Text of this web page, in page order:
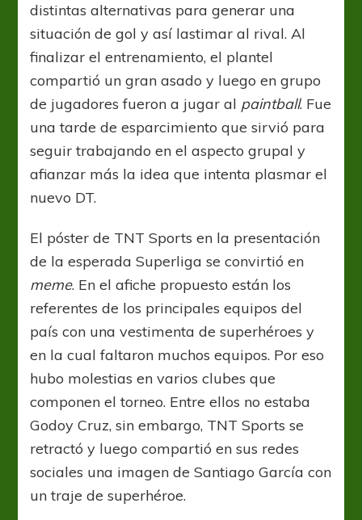
distintas alternativas para generar una
situación de gol y así lastimar al rival. Al
finalizar el entrenamiento, el plantel
compartió un gran asado y luego en grupo
de jugadores fueron a jugar al paintball. Fue
una tarde de esparcimiento que sirvió para
seguir trabajando en el aspecto grupal y
afianzar más la idea que intenta plasmar el
nuevo DT.
El póster de TNT Sports en la presentación
de la esperada Superliga se convirtió en
meme. En el afiche propuesto están los
referentes de los principales equipos del
país con una vestimenta de superhéroes y
en la cual faltaron muchos equipos. Por eso
hubo molestias en varios clubes que
componen el torneo. Entre ellos no estaba
Godoy Cruz, sin embargo, TNT Sports se
retractó y luego compartió en sus redes
sociales una imagen de Santiago García con
un traje de superhéroe.